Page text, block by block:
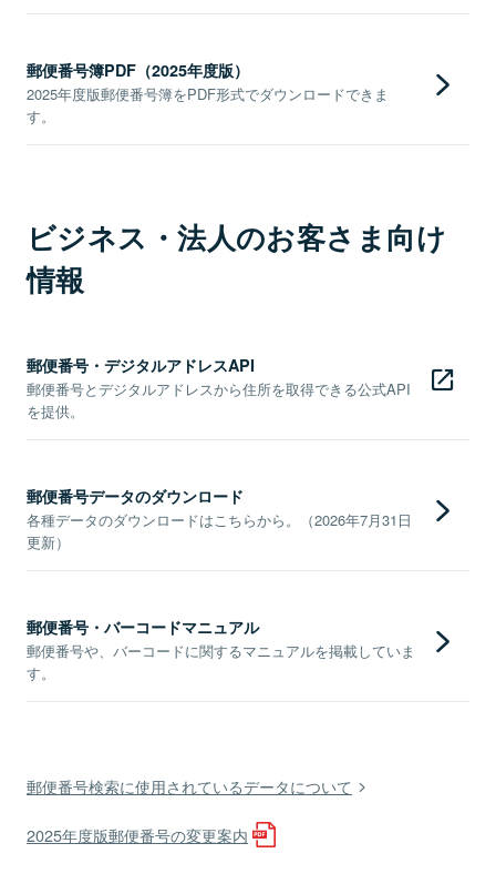
郵便番号簿PDF（2025年度版）
2025年度版郵便番号簿をPDF形式でダウンロードできま
す。
ビジネス・法人のお客さま向け
情報
郵便番号・デジタルアドレスAPI
郵便番号とデジタルアドレスから住所を取得できる公式API
を提供。
郵便番号データのダウンロード
各種データのダウンロードはこちらから。（2026年7月31日
更新）
郵便番号・バーコードマニュアル
郵便番号や、バーコードに関するマニュアルを掲載していま
す。
郵便番号検索に使用されているデータについて
2025年度版郵便番号の変更案内